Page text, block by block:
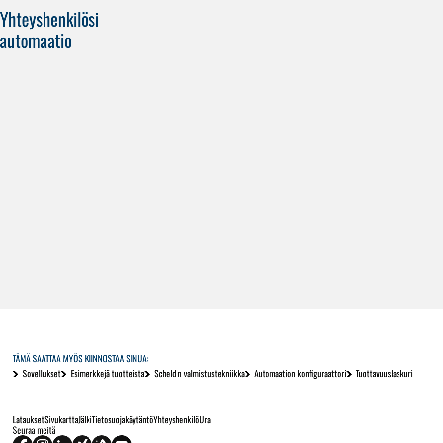
Yhteyshenkilösi
automaatio
TÄMÄ SAATTAA MYÖS KIINNOSTAA SINUA:
Sovellukset
Esimerkkejä tuotteista Scheldin valmistustekniikka Automaation konfiguraattori Tuottavuuslaskuri
LatauksetSivukarttaJälkiTietosuojakäytäntöYhteyshenkilöUra
Seuraa meitä